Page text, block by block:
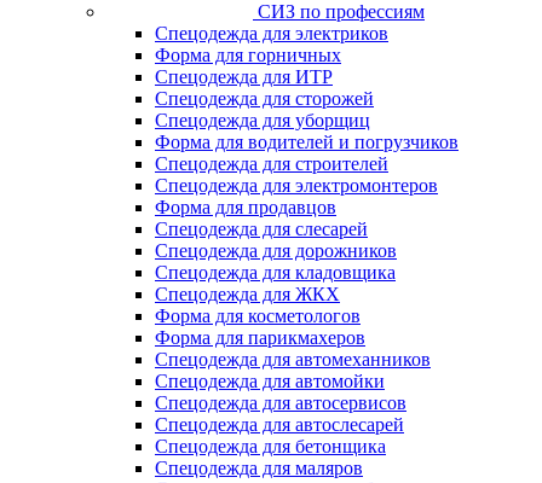
СИЗ по профессиям
Спецодежда для электриков
Форма для горничных
Спецодежда для ИТР
Спецодежда для сторожей
Спецодежда для уборщиц
Форма для водителей и погрузчиков
Спецодежда для строителей
Спецодежда для электромонтеров
Форма для продавцов
Спецодежда для слесарей
Спецодежда для дорожников
Спецодежда для кладовщика
Спецодежда для ЖКХ
Форма для косметологов
Форма для парикмахеров
Спецодежда для автомеханников
Спецодежда для автомойки
Спецодежда для автосервисов
Спецодежда для автослесарей
Спецодежда для бетонщика
Спецодежда для маляров